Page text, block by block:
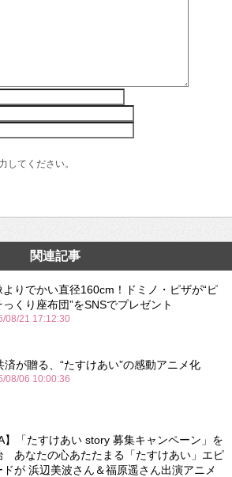
してください。
関連記事
よりでかい直径160cm！ドミノ・ピザが“ピ
っくり座布団”をSNSでプレゼント
08/21 17:12:30
済が贈る、“たすけあい”の感動アニメ化
08/06 10:00:36
】「たすけあい story 募集キャンペーン」を
あなたの心あたたまる「たすけあい」エピ
ドが 浜辺美波さん＆福原遥さん出演アニメ